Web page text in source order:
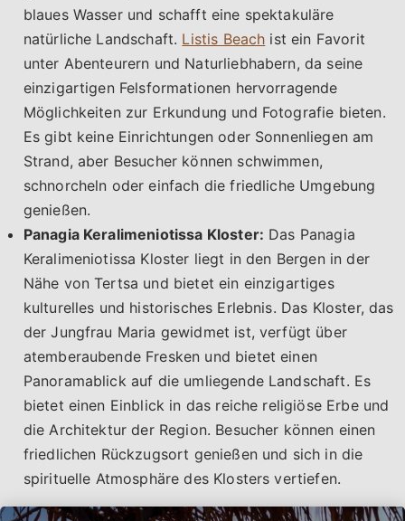
blaues Wasser und schafft eine spektakuläre
natürliche Landschaft. Listis Beach ist ein Favorit
unter Abenteurern und Naturliebhabern, da seine
einzigartigen Felsformationen hervorragende
Möglichkeiten zur Erkundung und Fotografie bieten.
Es gibt keine Einrichtungen oder Sonnenliegen am
Strand, aber Besucher können schwimmen,
schnorcheln oder einfach die friedliche Umgebung
genießen.
Panagia Keralimeniotissa Kloster: Das Panagia
Keralimeniotissa Kloster liegt in den Bergen in der
Nähe von Tertsa und bietet ein einzigartiges
kulturelles und historisches Erlebnis. Das Kloster, das
der Jungfrau Maria gewidmet ist, verfügt über
atemberaubende Fresken und bietet einen
Panoramablick auf die umliegende Landschaft. Es
bietet einen Einblick in das reiche religiöse Erbe und
die Architektur der Region. Besucher können einen
friedlichen Rückzugsort genießen und sich in die
spirituelle Atmosphäre des Klosters vertiefen.